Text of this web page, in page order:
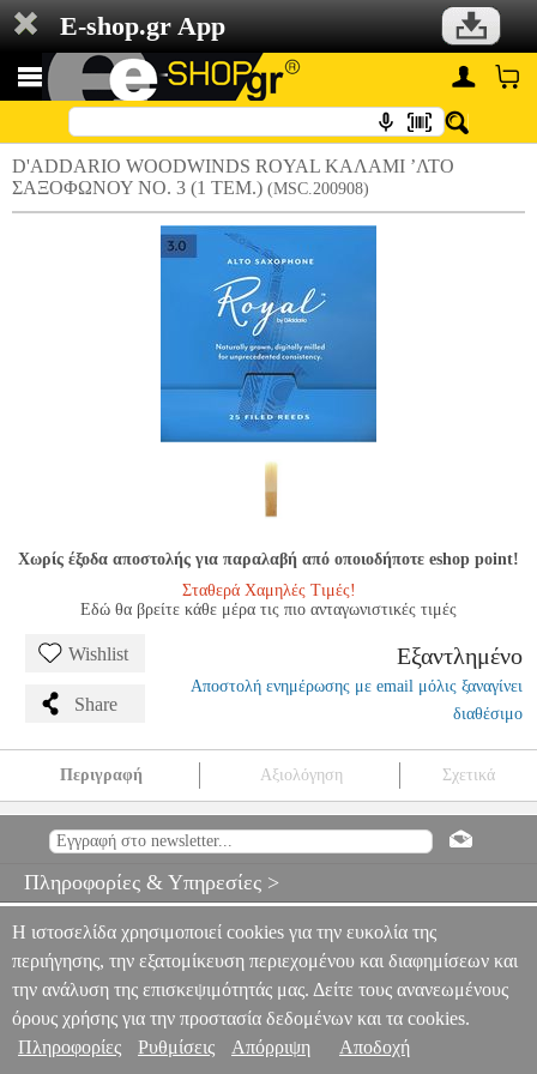
E-shop.gr App
D'ADDARIO WOODWINDS ROYAL KΑΛΑΜΙ ’ΛΤΟ
ΣΑΞΟΦΩΝΟΥ NO. 3 (1 ΤΕΜ.) (MSC.200908)
Χωρίς έξοδα αποστολής για παραλαβή από οποιοδήποτε eshop point!
Σταθερά Χαμηλές Τιμές!
Εδώ θα βρείτε κάθε μέρα τις πιο ανταγωνιστικές τιμές
Wishlist
Share
Εξαντλημένο
Αποστολή ενημέρωσης με email μόλις ξαναγίνει
διαθέσιμο
Περιγραφή Αξιολόγηση Σχετικά
ΣΑΞΟΦΩΝΟΥ NO. 3 (1 ΤΕΜ.)
MSC.200908
ΑΞΕΣΟΥΑΡ ΠΝΕΥΣΤΩΝ D'ADDARIO WOODWINDS ROYAL
KΑΛΑΜΙ ’ΛΤΟ ΣΑΞΟΦΩΝΟΥ NO. 3 (1 ΤΕΜ.)
0
Πληροφορίες & Υπηρεσίες >
Η ιστοσελίδα χρησιμοποιεί cookies για την ευκολία της
περιήγησης, την εξατομίκευση περιεχομένου και διαφημίσεων και
την ανάλυση της επισκεψιμότητάς μας. Δείτε τους ανανεωμένους
όρους χρήσης για την προστασία δεδομένων και τα cookies.
Πληροφορίες
Ρυθμίσεις Απόρριψη Αποδοχή